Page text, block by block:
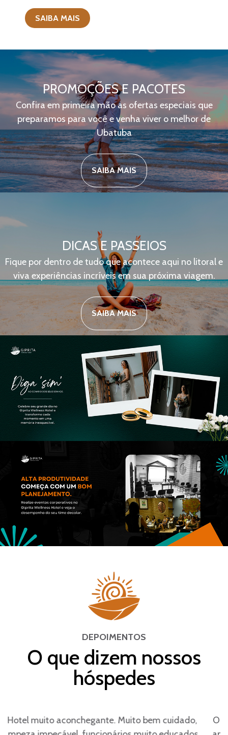
SAIBA MAIS
PROMOÇÕES E PACOTES
Confira em primeira mão as ofertas especiais que
preparamos para você e venha viver o melhor de
Ubatuba
SAIBA MAIS
DICAS E PASSEIOS
Fique por dentro de tudo que acontece aqui no litoral e
viva experiências incríveis em sua próxima viagem.
SAIBA MAIS
DEPOIMENTOS
O que dizem nossos
hóspedes
O hotel está em ótimas condições, apesar de ter 35